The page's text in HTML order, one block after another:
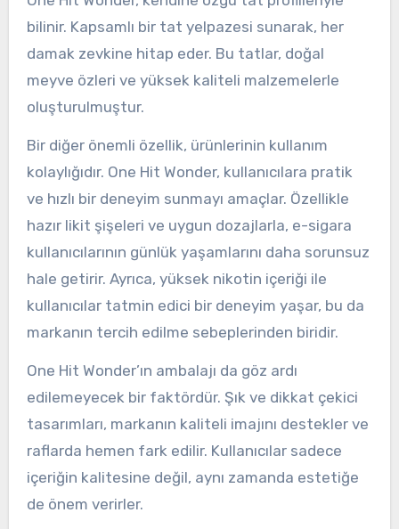
bilinir. Kapsamlı bir tat yelpazesi sunarak, her
damak zevkine hitap eder. Bu tatlar, doğal
meyve özleri ve yüksek kaliteli malzemelerle
oluşturulmuştur.
Bir diğer önemli özellik, ürünlerinin kullanım
kolaylığıdır. One Hit Wonder, kullanıcılara pratik
ve hızlı bir deneyim sunmayı amaçlar. Özellikle
hazır likit şişeleri ve uygun dozajlarla, e-sigara
kullanıcılarının günlük yaşamlarını daha sorunsuz
hale getirir. Ayrıca, yüksek nikotin içeriği ile
kullanıcılar tatmin edici bir deneyim yaşar, bu da
markanın tercih edilme sebeplerinden biridir.
One Hit Wonder’ın ambalajı da göz ardı
edilemeyecek bir faktördür. Şık ve dikkat çekici
tasarımları, markanın kaliteli imajını destekler ve
raflarda hemen fark edilir. Kullanıcılar sadece
içeriğin kalitesine değil, aynı zamanda estetiğe
de önem verirler.